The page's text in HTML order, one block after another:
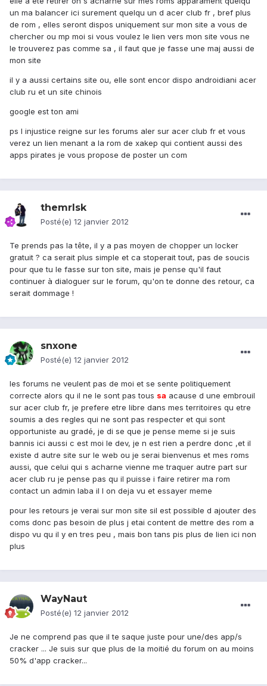
un ma balancer ici surement quelqu un d acer club fr , bref plus
de rom , elles seront dispos uniquement sur mon site a vous de
chercher ou mp moi si vous voulez le lien vers mon site vous ne
le trouverez pas comme sa , il faut que je fasse une maj aussi de
mon site
il y a aussi certains site ou, elle sont encor dispo androidiani acer
club ru et un site chinois
google est ton ami
ps l injustice reigne sur les forums aler sur acer club fr et vous
verez un lien menant a la rom de xakep qui contient aussi des
apps pirates je vous propose de poster un com
themrlsk
Posté(e) 12 janvier 2012
Te prends pas la tête, il y a pas moyen de chopper un locker
gratuit ? ca serait plus simple et ca stoperait tout, pas de soucis
pour que tu le fasse sur ton site, mais je pense qu'il faut
continuer à dialoguer sur le forum, qu'on te donne des retour, ca
serait dommage !
snxone
Posté(e) 12 janvier 2012
les forums ne veulent pas de moi et se sente politiquement
correcte alors qu il ne le sont pas tous sa acause d une embrouil
sur acer club fr, je prefere etre libre dans mes territoires qu etre
soumis a des regles qui ne sont pas respecter et qui sont
opportuniste au gradé, je di se que je pense meme si je suis
bannis ici aussi c est moi le dev, je n est rien a perdre donc ,et il
existe d autre site sur le web ou je serai bienvenus et mes roms
aussi, que celui qui s acharne vienne me traquer autre part sur
acer club ru je pense pas qu il puisse i faire retirer ma rom
contact un admin laba il l on deja vu et essayer meme
pour les retours je verai sur mon site sil est possible d ajouter des
coms donc pas besoin de plus j etai content de mettre des rom a
dispo vu qu il y en tres peu , mais bon tans pis plus de lien ici non
plus
WayNaut
Posté(e) 12 janvier 2012
Je ne comprend pas que il te saque juste pour une/des app/s
cracker ... Je suis sur que plus de la moitié du forum on au moins
50% d'app cracker...